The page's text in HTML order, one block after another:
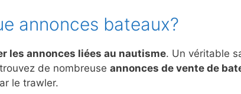
annonces bateaux?
les annonces liées au nautisme. Un véritable
de nombreuse annonces de vente de
le trawler.